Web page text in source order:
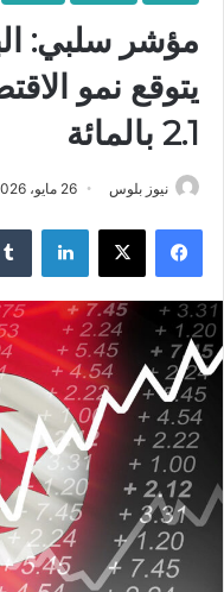
مؤشر سلبي:
يتوقع نمو
2.1 بالمائة
نيوز بلوس 26 مايو، 2026
فيسبوك X